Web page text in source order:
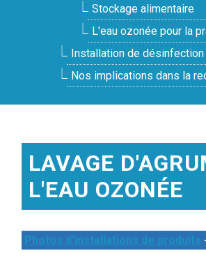
Stockage alimentaire
L'eau ozonée pour la
Installation de
Nos implications dans la
LAVAGE
L'EAU OZONÉE
Photos d'installations de produits